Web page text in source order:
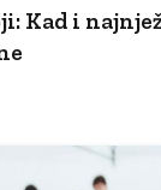
Kad i